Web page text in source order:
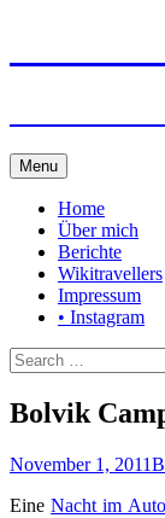
Menu Skip
to
content
Home
Über mich
Berichte
Wikitravellers
Impressum
• Instagram
Search
for:
Bolvik
November 1, 2011
EineNacht im Auto